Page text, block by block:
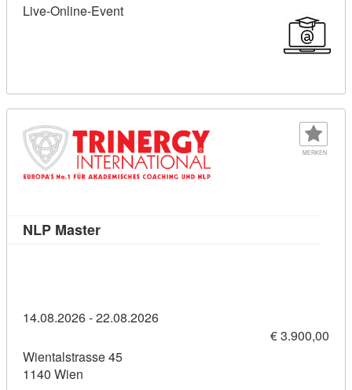
Live-Online-Event
MERKEN
NLP MasterKursdetail: NLP Master (1884536)
14.08.2026 - 22.08.2026
€ 3.900,00
Wientalstrasse 45
1140 Wien